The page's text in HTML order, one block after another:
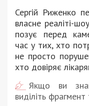
Сергій Риженко
власне реаліті-
позує перед
час у тих, хто
не просто
хто довіряє
Якщо ви
виділіть